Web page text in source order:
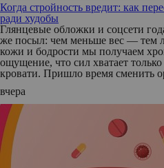
Когда стройность вредит: как
ради худобы
Глянцевые обложки и соцсети
же посыл: чем меньше вес — тем
кожи и бодрости мы получаем
ощущение, что сил хватает
кровати. Пришло время сменить
вчера